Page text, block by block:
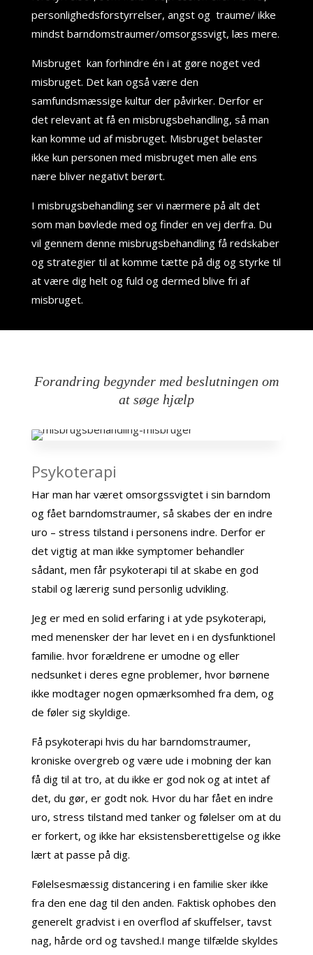
personlighedsforstyrrelser, angst og traume/ ikke
mindst barndomstraumer/omsorgssvigt, læs mere.
Misbruget kan forhindre én i at gøre noget ved
misbruget. Det kan også være den
samfundsmæssige kultur der påvirker. Derfor er
det relevant at få en misbrugsbehandling, så man
kan komme ud af misbruget. Misbruget belaster
ikke kun personen med misbruget men alle ens
nære bliver negativt berørt.
I misbrugsbehandling ser vi nærmere på alt det
som man bøvlede med og finder en vej derfra. Du
vil gennem denne misbrugsbehandling få redskaber
og strategier til at komme tætte på dig og styrke til
at være dig helt og fuld og dermed blive fri af
misbruget.
Forandring begynder med beslutningen om
at søge hjælp
Psykoterapi
Har man har været omsorgssvigtet i sin barndom
og fået barndomstraumer, så skabes der en indre
uro – stress tilstand i personens indre. Derfor er
det vigtig at man ikke symptomer behandler
sådant, men får psykoterapi til at skabe en god
stabil og lærerig sund personlig udvikling.
Jeg er med en solid erfaring i at yde psykoterapi,
med menensker der har levet en i en dysfunktionel
familie. hvor forældrene er umodne og eller
nedsunket i deres egne problemer, hvor børnene
ikke modtager nogen opmærksomhed fra dem, og
de føler sig skyldige.
Få psykoterapi hvis du har barndomstraumer,
kroniske overgreb og være ude i mobning der kan
få dig til at tro, at du ikke er god nok og at intet af
det, du gør, er godt nok. Hvor du har fået en indre
uro, stress tilstand med tanker og følelser om at du
er forkert, og ikke har eksistensberettigelse og ikke
lært at passe på dig.
Følelsesmæssig distancering i en familie sker ikke
fra den ene dag til den anden. Faktisk ophobes den
generelt gradvist i en overflod af skuffelser, tavst
nag, hårde ord og tavshed.I mange tilfælde skyldes